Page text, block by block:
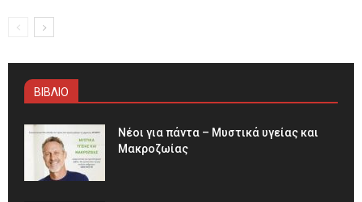
ΒΙΒΛΙΟ
Νέοι για πάντα – Μυστικά υγείας και
Μακροζωίας